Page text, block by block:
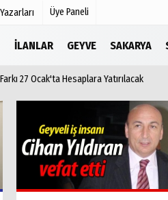
Üye Paneli
İLANLAR GEYVE SAKARYA
27 Ocak'ta Hesaplara Yatırılacak